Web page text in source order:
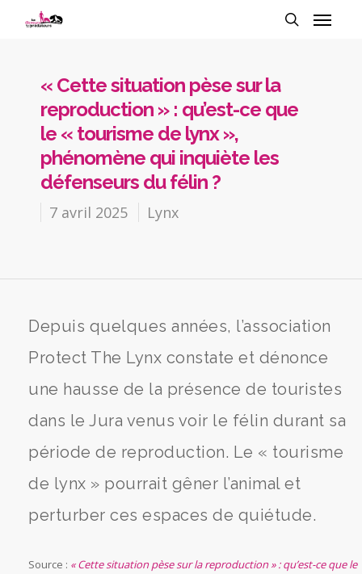
« Cette situation pèse sur la
reproduction » : qu’est-ce que
le « tourisme de lynx »,
phénomène qui inquiète les
défenseurs du félin ?
7 avril 2025 Lynx
Depuis quelques années, l’association
Protect The Lynx constate et dénonce
une hausse de la présence de touristes
dans le Jura venus voir le félin durant sa
période de reproduction. Le « tourisme
de lynx » pourrait gêner l’animal et
perturber ces espaces de quiétude.
Source : « Cette situation pèse sur la reproduction » : qu’est-ce que le